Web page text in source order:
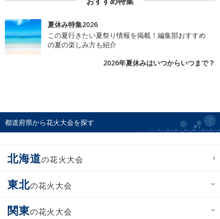
夏休み特集2026
この夏行きたい夏祭り情報を掲載！編集部おすすめ
の夏の楽しみ方も紹介
2026年夏休みはいつからいつまで？
都道府県から花火大会を探す
北海道の花火大会
東北の花火大会
関東の花火大会